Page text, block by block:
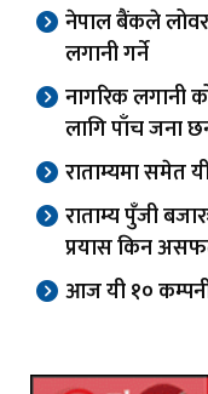
नेपाल बैंकले
लगानी गर्ने
नागरिक लगानी
लागि पाँच जना
राताम्यमा समेत
राताम्य पुँजी
प्रयास किन
आज यी १०